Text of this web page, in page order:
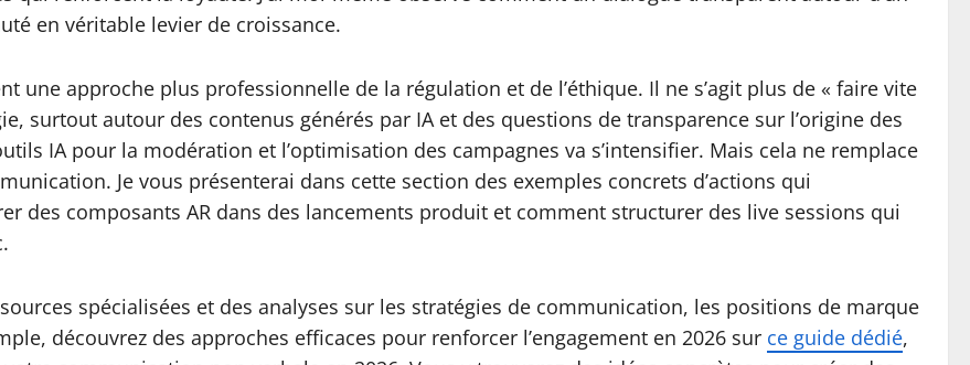
en véritable levier de croissance.
une approche plus professionnelle de la régulation et de l’éthique. Il ne s’agit plus de « faire vite
surtout autour des contenus générés par IA et des questions de transparence sur l’origine des
IA pour la modération et l’optimisation des campagnes va s’intensifier. Mais cela ne remplace
Je vous présenterai dans cette section des exemples concrets d’actions qui
des composants AR dans des lancements produit et comment structurer des live sessions qui
spécialisées et des analyses sur les stratégies de communication, les positions de marque
découvrez des approches efficaces pour renforcer l’engagement en 2026 sur ce guide dédié,